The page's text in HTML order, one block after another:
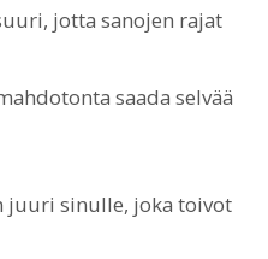
jotta sanojen rajat
saada selvää
juuri sinulle, joka toivot